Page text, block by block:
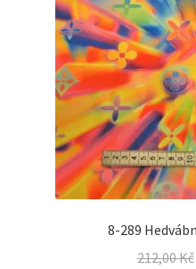
8-289
212,00Kč